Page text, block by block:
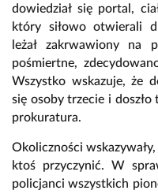
dowiedział się portal,
który siłowo otwierali
leżał zakrwawiony na
pośmiertne,
Wszystko wskazuje, że
się osoby trzecie i
prokuratura.
Okoliczności
ktoś przyczynić. W
policjanci wszystkich